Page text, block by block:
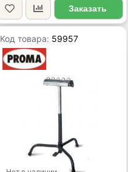
Заказать
Код товара: 59957